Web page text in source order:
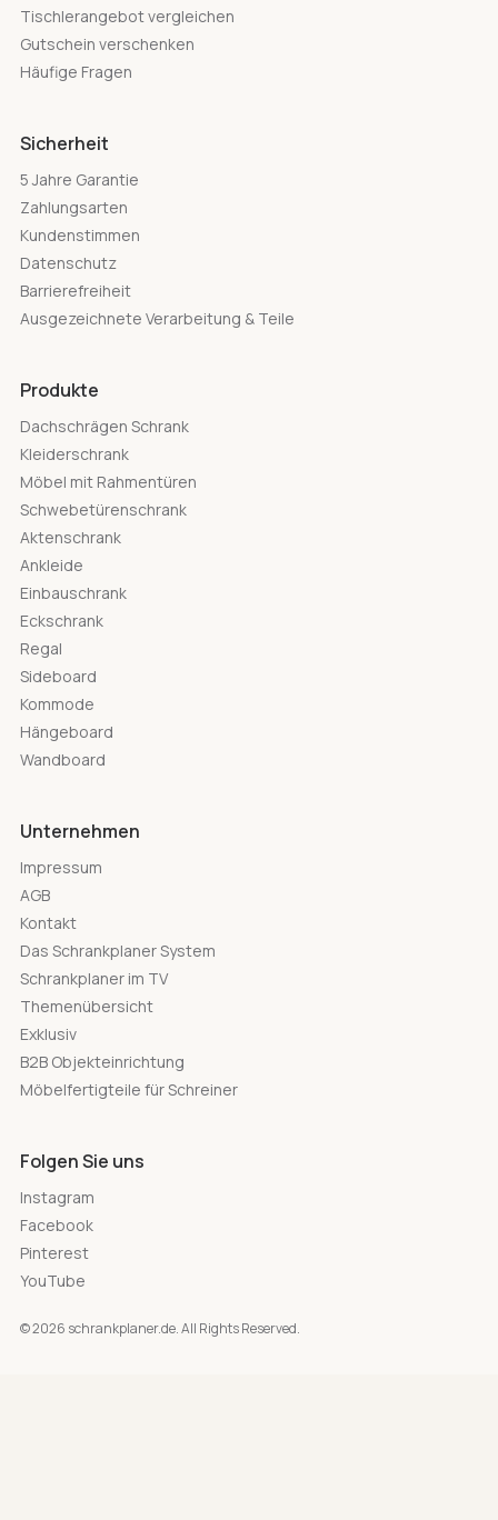
Tischlerangebot vergleichen
Gutschein verschenken
Häufige Fragen
Sicherheit
5 Jahre Garantie
Zahlungsarten
Kundenstimmen
Datenschutz
Barrierefreiheit
Ausgezeichnete Verarbeitung & Teile
Produkte
Dachschrägen Schrank
Kleiderschrank
Möbel mit Rahmentüren
Schwebetürenschrank
Aktenschrank
Ankleide
Einbauschrank
Eckschrank
Regal
Sideboard
Kommode
Hängeboard
Wandboard
Unternehmen
Impressum
AGB
Kontakt
Das Schrankplaner System
Schrankplaner im TV
Themenübersicht
Exklusiv
B2B Objekteinrichtung
Möbelfertigteile für Schreiner
Folgen Sie uns
Instagram
Facebook
Pinterest
YouTube
© 2026 schrankplaner.de. All Rights Reserved.